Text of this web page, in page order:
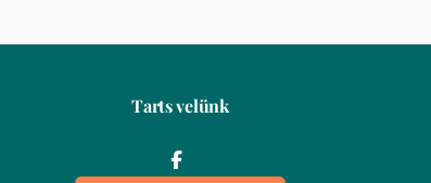
Tarts velünk